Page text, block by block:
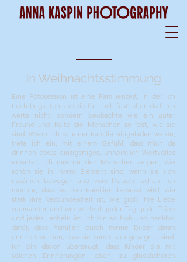
In Weihnachtsstimmung
Eine Fotosession ist eine Familienzeit, in der ich
Euch begleiten und sie für Euch festhalten darf. Ich
werte nicht, sondern beobachte wie ein guter
Freund und halte die Menschen so fest, wie sie
sind. Wenn ich zu einer Familie eingeladen werde,
trete ich ein, mit einem Gefühl, dass mich da
drinnen etwas einzigartiges, unheimlich Wertvolles
erwartet. Ich möchte den Menschen zeigen, wie
schön sie in ihrem Element sind, wenn sie sich
natürlich bewegen und vom Herzen lachen. Ich
möchte, dass es den Familien bewusst wird, wie
stark ihre Verbundenheit ist, wie groß ihre Liebe
zueinander und wie wertvoll jeder Tag, jede Träne
und jedes Lächeln ist. Ich bin so froh und dankbar
dafür, dass Familien durch meine Bilder daran
erinnert werden, dass sie vom Glück gesegnet sind.
Ich bin davon überzeugt, dass Kinder die mit
solchen Erinnerungen leben, zu glücklicheren